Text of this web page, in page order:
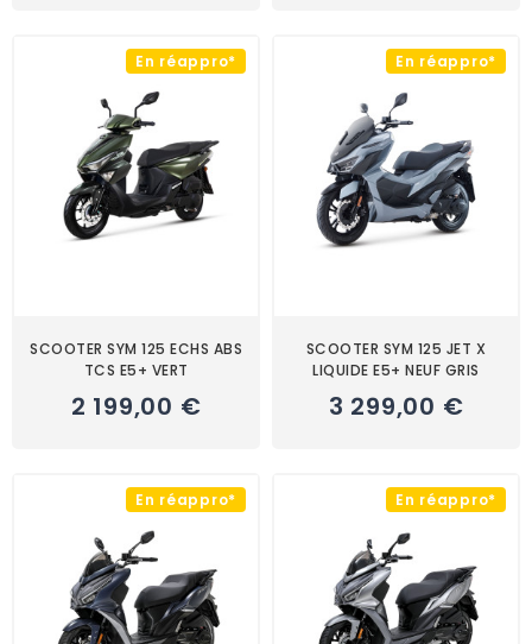
En réappro*
SCOOTER SYM 125 ECHS ABS
TCS E5+ VERT
2 199,00 €
En réappro*
SCOOTER SYM 125 JET X
LIQUIDE E5+ NEUF GRIS
3 299,00 €
En réappro* En réappro*